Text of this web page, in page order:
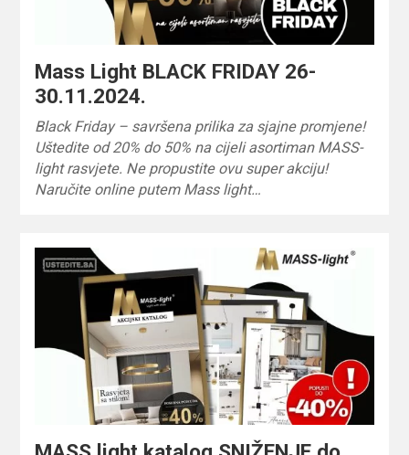
Mass Light BLACK FRIDAY 26-
30.11.2024.
Black Friday – savršena prilika za sjajne promjene!
Uštedite od 20% do 50% na cijeli asortiman MASS-
light rasvjete. Ne propustite ovu super akciju!
Naručite online putem Mass light…